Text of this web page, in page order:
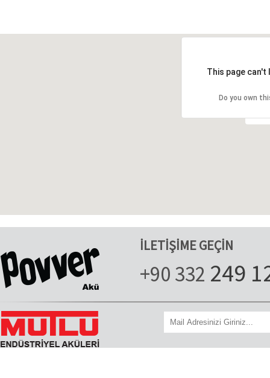
This page
Do you own
İLETİŞİME GEÇİN
+90 332 249